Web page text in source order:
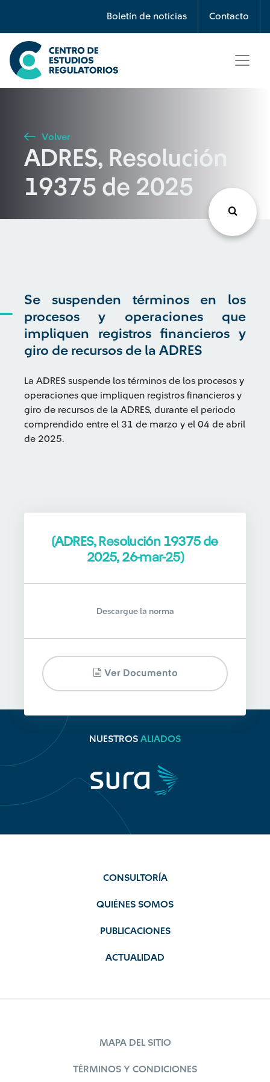
Boletín de noticias Contacto
Búsqueda
Seleccione país
Buscar
Volver
ADRES, Resolución
19375 de 2025
Se suspenden términos en los
procesos y operaciones que
impliquen registros financieros y
giro de recursos de la ADRES
La ADRES suspende los términos de los procesos y
operaciones que impliquen registros financieros y
giro de recursos de la ADRES, durante el periodo
comprendido entre el 31 de marzo y el 04 de abril
de 2025.
(ADRES, Resolución 19375 de
2025, 26-mar-25)
Descargue la norma
Ver Documento
NUESTROS ALIADOS
CONSULTORÍA
QUIÉNES SOMOS
PUBLICACIONES
ACTUALIDAD
MAPA DEL SITIO
TÉRMINOS Y CONDICIONES